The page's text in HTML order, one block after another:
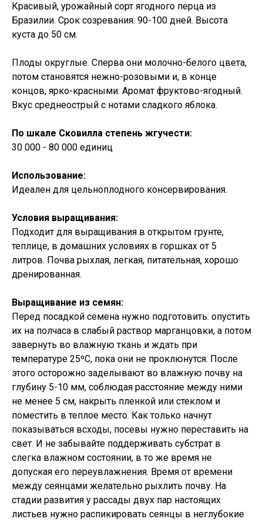
Красивый, урожайный сорт ягодного перца из
Бразилии. Срок созревания: 90-100 дней. Высота
куста до 50 см.
Плоды округлые. Сперва они молочно-белого цвета,
потом становятся нежно-розовыми и, в конце
концов, ярко-красными. Аромат фруктово-ягодный.
Вкус среднеострый с нотами сладкого яблока.
По шкале Сковилла степень жгучести:
30 000 - 80 000 единиц
Использование:
Идеален для цельноплодного консервирования.
Условия выращивания:
Подходит для выращивания в открытом грунте,
теплице, в домашних условиях в горшках от 5
литров. Почва рыхлая, легкая, питательная, хорошо
дренированная.
Выращивание из семян:
Перед посадкой семена нужно подготовить: опустить
их на полчаса в слабый раствор марганцовки, а потом
завернуть во влажную ткань и ждать при
температуре 25ºC, пока они не проклюнутся. После
этого осторожно заделывают во влажную почву на
глубину 5-10 мм, соблюдая расстояние между ними
не менее 5 см, накрыть пленкой или стеклом и
поместить в теплое место. Как только начнут
показываться всходы, посевы нужно переставить на
свет. И не забывайте поддерживать субстрат в
слегка влажном состоянии, в то же время не
допуская его переувлажнения. Время от времени
между сеянцами желательно рыхлить почву. На
стадии развития у рассады двух пар настоящих
листьев нужно распикировать сеянцы в неглубокие